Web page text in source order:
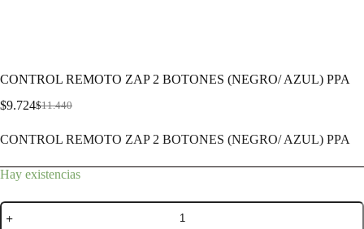
CONTROL REMOTO ZAP 2 BOTONES (NEGRO/ AZUL) PPA
$11.440
$9.724
CONTROL REMOTO ZAP 2 BOTONES (NEGRO/ AZUL) PPA
Hay existencias